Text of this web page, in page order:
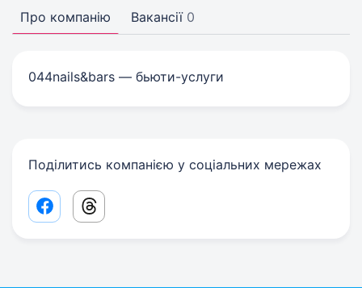
Про компанію Вакансії 0
044nails&bars — бьюти-услуги
Поділитись компанією у соціальних мережах
Facebook share link
Threads share link